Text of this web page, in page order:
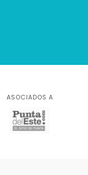
ASOCIADOS A